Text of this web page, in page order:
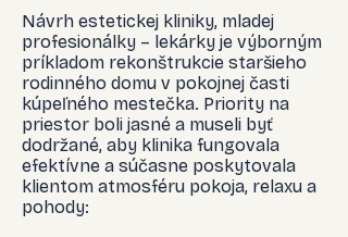
Návrh estetickej kliniky, mladej
profesionálky – lekárky je výborným
príkladom rekonštrukcie staršieho
rodinného domu v pokojnej časti
kúpeľného mestečka. Priority na
priestor boli jasné a museli byť
dodržané, aby klinika fungovala
efektívne a súčasne poskytovala
klientom atmosféru pokoja, relaxu a
pohody: